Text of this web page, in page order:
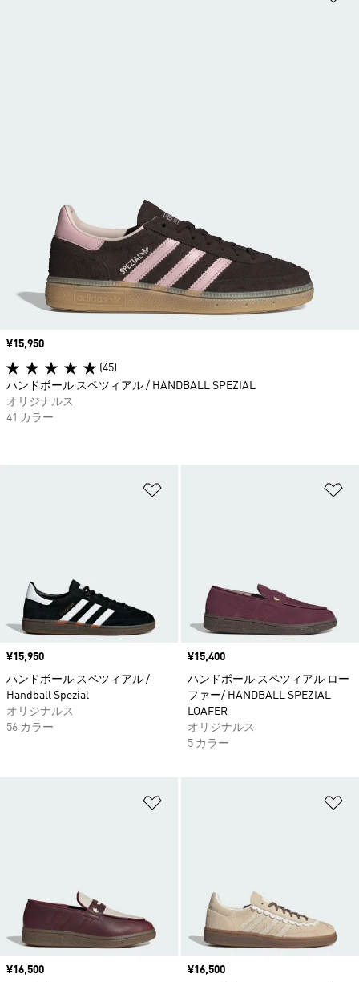
価格
¥15,950
ハンドボール スペツィアル /
Handball Spezial
オリジナルス
56 カラー
価格
¥15,400
ハンドボール スペツィアル ロー
ファー/ HANDBALL SPEZIAL
LOAFER
オリジナルス
5 カラー
価格
¥16,500
価格
¥16,500
価格
¥15,950
(45)
ハンドボール スペツィアル / HANDBALL SPEZIAL
オリジナルス
41 カラー